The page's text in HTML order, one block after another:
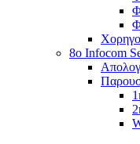
8ο Infocom